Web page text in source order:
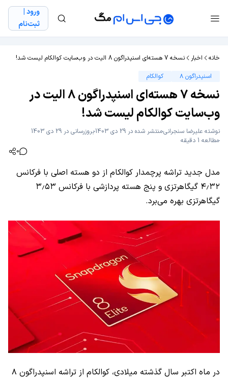
ورود |
ثبت‌نام
خانه اخبار
نسخه 7 هسته‌ای اسنپدراگون 8 الیت در وب‌سایت کوالکام لیست شد!
اسنپدراگون ۸
کوالکام
نسخه 7 هسته‌ای اسنپدراگون 8 الیت در
وب‌سایت کوالکام لیست شد!
نوشته علیرضا سنجرانیمنتشر شده در 29 دی 1403
بروزرسانی در 29 دی 1403
مطالعه 1 دقیقه
0
مدل جدید تراشه پرچمدار کوالکام از دو هسته اصلی با فرکانس
۴٫۳۲ گیگاهرتزی و پنج هسته پردازشی با فرکانس ۳٫۵۳
گیگاهرتزی بهره می‌برد.
در ماه اکتبر سال گذشته میلادی، کوالکام از تراشه اسنپدراگون ۸